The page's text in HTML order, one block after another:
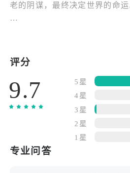
老的阴谋，最终决定世界的命运
未知与挑战的世界里，你将与
历一段惊心动魄的冒险旅程。
解锁谜题和与敌人的激烈战斗
在世界背后的真相。
▼ 战术战斗与技能组合。
在尤弥尔传奇官网最新版本中
斗系统。通过策略性地选择队
评分
9.7
5星
4星
3星
2星
1星
专业问答